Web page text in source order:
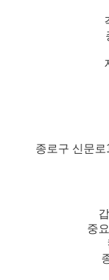
종로구 신문
중